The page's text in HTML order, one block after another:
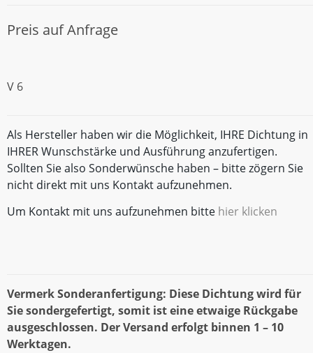
Preis auf Anfrage
V 6
Als Hersteller haben wir die Möglichkeit, IHRE Dichtung in
IHRER Wunschstärke und Ausführung anzufertigen.
Sollten Sie also Sonderwünsche haben – bitte zögern Sie
nicht direkt mit uns Kontakt aufzunehmen.
Um Kontakt mit uns aufzunehmen bitte hier klicken
Vermerk Sonderanfertigung: Diese Dichtung wird für
Sie sondergefertigt, somit ist eine etwaige Rückgabe
ausgeschlossen. Der Versand erfolgt binnen 1 – 10
Werktagen.